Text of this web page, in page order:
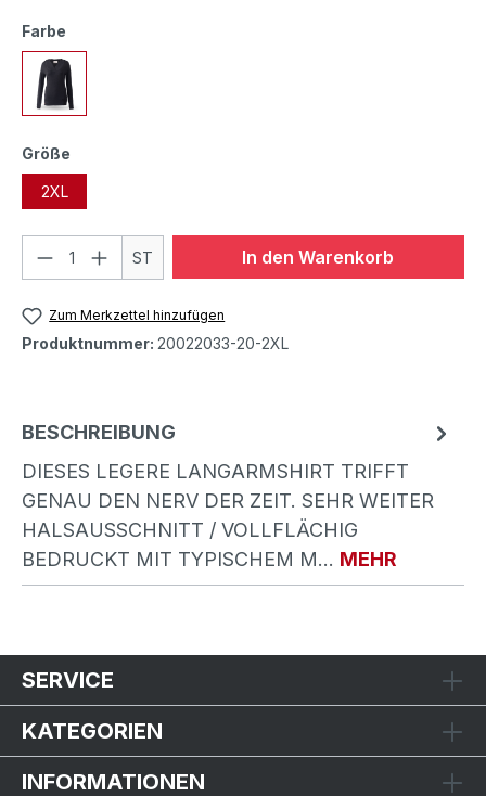
Farbe
Größe
2XL
ST In den Warenkorb
Zum Merkzettel hinzufügen
Produktnummer: 20022033-20-2XL
BESCHREIBUNG
DIESES LEGERE LANGARMSHIRT TRIFFT
GENAU DEN NERV DER ZEIT. SEHR WEITER
HALSAUSSCHNITT / VOLLFLÄCHIG
BEDRUCKT MIT TYPISCHEM M… MEHR
SERVICE
KATEGORIEN
INFORMATIONEN